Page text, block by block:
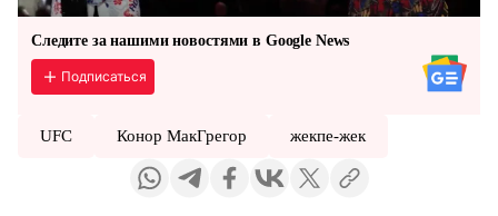
Следите за нашими новостями в Google News
Подписаться
UFC Конор МакГрегор жекпе-жек